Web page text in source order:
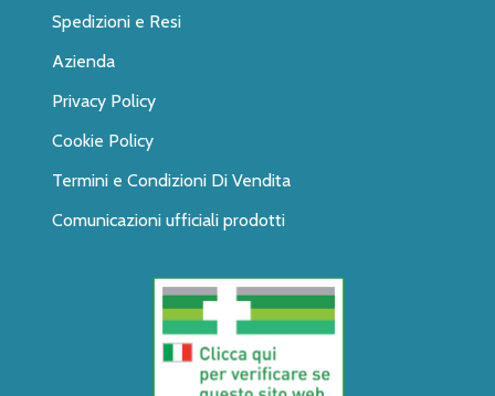
Spedizioni e Resi
Azienda
Privacy Policy
Cookie Policy
Termini e Condizioni Di Vendita
Comunicazioni ufficiali prodotti